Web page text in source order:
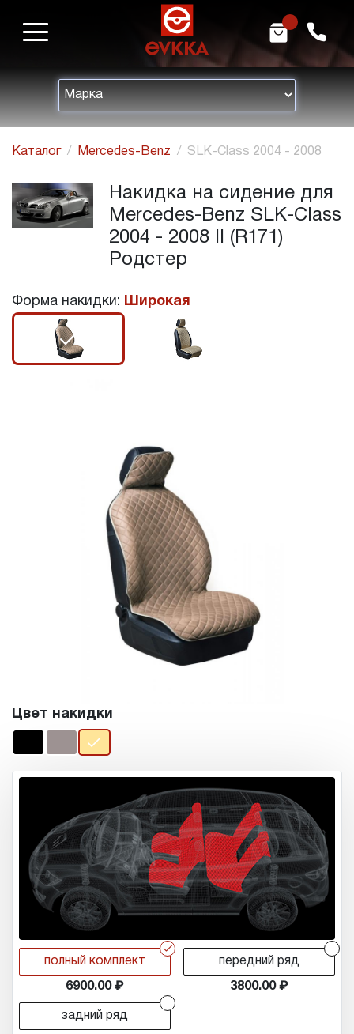
h m
Каталог Mercedes-Benz SLK-Class 2004 - 2008
Накидка на сидение для
Mercedes-Benz SLK-Class
2004 - 2008 II (R171)
Родстер
Форма накидки: Широкая
r
Цвет накидки
r
полный комплект
6900.00
передний ряд
3800.00
задний ряд